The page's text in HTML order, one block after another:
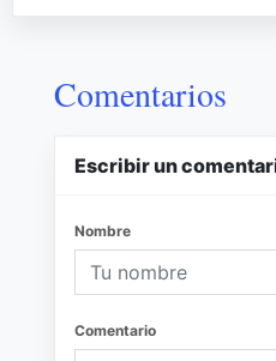
Comentarios
Escribir un
Nombre
Comentario